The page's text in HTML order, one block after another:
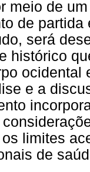
meio de
de
será
histórico
ocidental
e a
limites
de